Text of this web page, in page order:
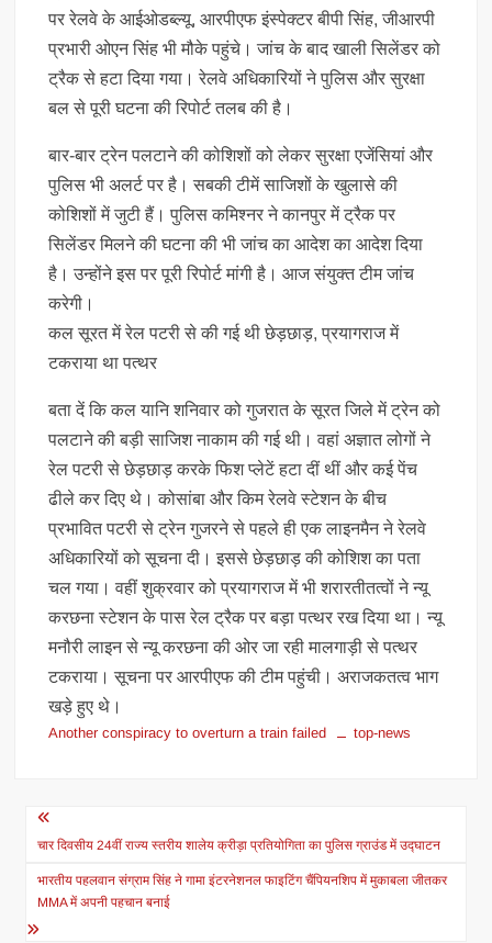
पर रेलवे के आईओडब्ल्यू, आरपीएफ इंस्पेक्टर बीपी सिंह, जीआरपी
प्रभारी ओएन सिंह भी मौके पहुंचे। जांच के बाद खाली सिलेंडर को
ट्रैक से हटा दिया गया। रेलवे अधिकारियों ने पुलिस और सुरक्षा
बल से पूरी घटना की रिपोर्ट तलब की है।
बार-बार ट्रेन पलटाने की कोशिशों को लेकर सुरक्षा एजेंसियां और
पुलिस भी अलर्ट पर है। सबकी टीमें साजिशों के खुलासे की
कोशिशों में जुटी हैं। पुलिस कमिश्‍नर ने कानपुर में ट्रैक पर
सिलेंडर मिलने की घटना की भी जांच का आदेश का आदेश दिया
है। उन्‍होंने इस पर पूरी रिपोर्ट मांगी है। आज संयुक्‍त टीम जांच
करेगी।
कल सूरत में रेल पटरी से की गई थी छेड़छाड़, प्रयागराज में
टकराया था पत्‍थर
बता दें कि कल यानि शनिवार को गुजरात के सूरत जिले में ट्रेन को
पलटाने की बड़ी साजिश नाकाम की गई थी। वहां अज्ञात लोगों ने
रेल पटरी से छेड़छाड़ करके फिश प्लेटें हटा दीं थीं और कई पेंच
ढीले कर दिए थे। कोसांबा और किम रेलवे स्टेशन के बीच
प्रभावित पटरी से ट्रेन गुजरने से पहले ही एक लाइनमैन ने रेलवे
अधिकारियों को सूचना दी। इससे छेड़छाड़ की कोशिश का पता
चल गया। वहीं शुक्रवार को प्रयागराज में भी शरारतीतत्वों ने न्यू
करछना स्टेशन के पास रेल ट्रैक पर बड़ा पत्थर रख दिया था। न्यू
मनौरी लाइन से न्यू करछना की ओर जा रही मालगाड़ी से पत्थर
टकराया। सूचना पर आरपीएफ की टीम पहुंची। अराजकतत्व भाग
खड़े हुए थे।
Another conspiracy to overturn a train failed top-news
Post
navigation
चार दिवसीय 24वीं राज्य स्तरीय शालेय क्रीड़ा प्रतियोगिता का पुलिस ग्राउंड में उद्घाटन
भारतीय पहलवान संग्राम सिंह ने गामा इंटरनेशनल फाइटिंग चैंपियनशिप में मुकाबला जीतकर
MMA में अपनी पहचान बनाई